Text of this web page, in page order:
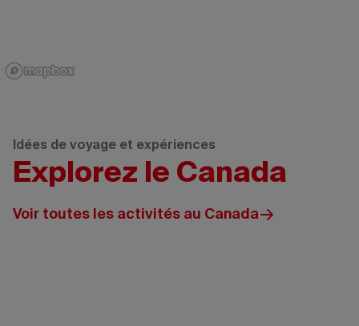
Idées de voyage et expériences
Explorez le Canada
Voir toutes les activités au Canada